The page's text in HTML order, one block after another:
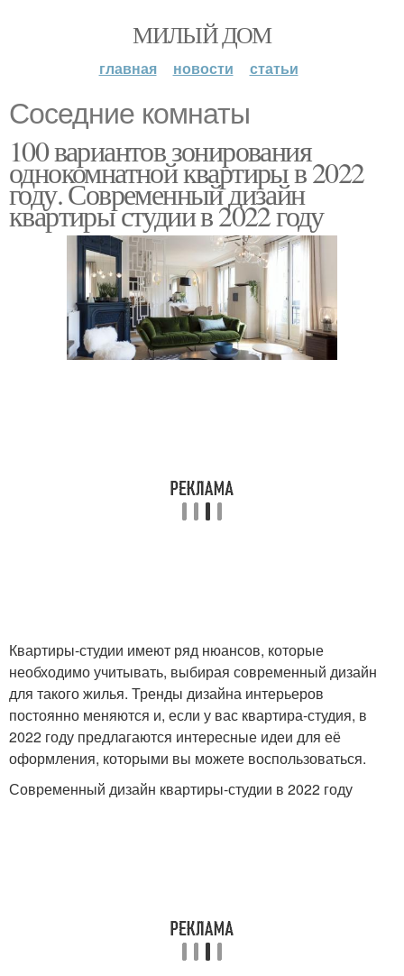
МИЛЫЙ ДОМ
главная новости статьи
Соседние комнаты
100 вариантов зонирования
однокомнатной квартиры в 2022
году. Современный дизайн
квартиры студии в 2022 году
Квартиры-студии имеют ряд нюансов, которые
необходимо учитывать, выбирая современный дизайн
для такого жилья. Тренды дизайна интерьеров
постоянно меняются и, если у вас квартира-студия, в
2022 году предлагаются интересные идеи для её
оформления, которыми вы можете воспользоваться.
Современный дизайн квартиры-студии в 2022 году